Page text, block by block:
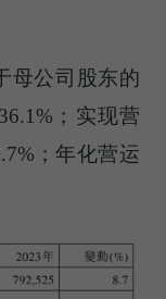
母公司股东的
；实现营
；年化营运